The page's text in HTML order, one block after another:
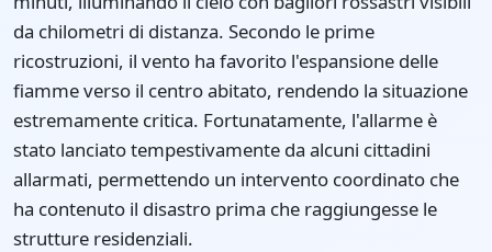
da chilometri di distanza. Secondo le prime
ricostruzioni, il vento ha favorito l'espansione delle
fiamme verso il centro abitato, rendendo la situazione
estremamente critica. Fortunatamente, l'allarme è
stato lanciato tempestivamente da alcuni cittadini
allarmati, permettendo un intervento coordinato che
ha contenuto il disastro prima che raggiungesse le
strutture residenziali.